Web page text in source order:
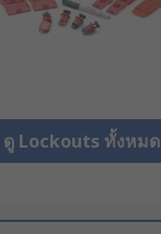
ดู Lockouts ทั้งหมด